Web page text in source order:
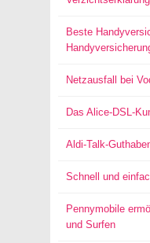
Beste
Netzausfall bei
Das Alice-DSL-
Aldi-Talk-
Schnell und
Pennymobile
und Surfen